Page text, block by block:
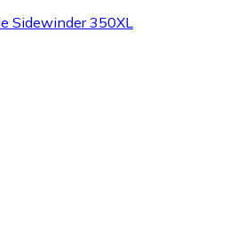
Sidewinder 350XL